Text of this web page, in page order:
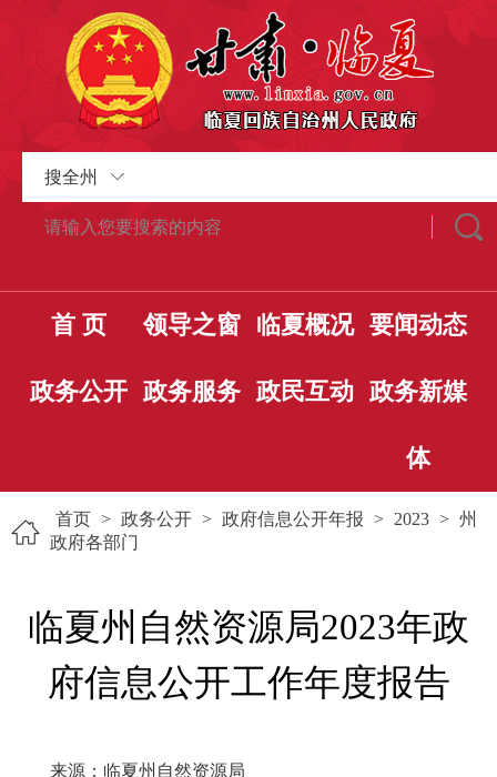
搜全州
首 页 领导之窗 临夏概况 要闻动态
政务公开 政务服务 政民互动 政务新媒
体
首页 > 政务公开 > 政府信息公开年报 > 2023 > 州
政府各部门
临夏州自然资源局2023年政
府信息公开工作年度报告
来源：临夏州自然资源局